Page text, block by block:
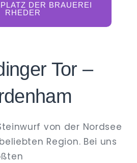
DER BRAUEREI
RHEDER
Tor –
von der Nordsee
Region. Bei uns